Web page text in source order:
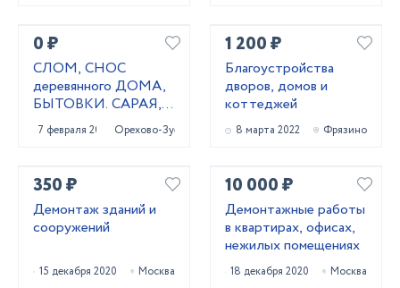
0 ₽
СЛОМ, СНОС
деревянного ДОМА,
БЫТОВКИ. САРАЯ,
ТЕПЛИЦЫ
7 февраля 2021 Орехово-Зуево
1 200 ₽
Благоустройства
дворов, домов и
коттеджей
8 марта 2022 Фрязино
350 ₽
Демонтаж зданий и
сооружений
15 декабря 2020 Москва
10 000 ₽
Демонтажные работы
в квартирах, офисах,
нежилых помещениях
18 декабря 2020 Москва